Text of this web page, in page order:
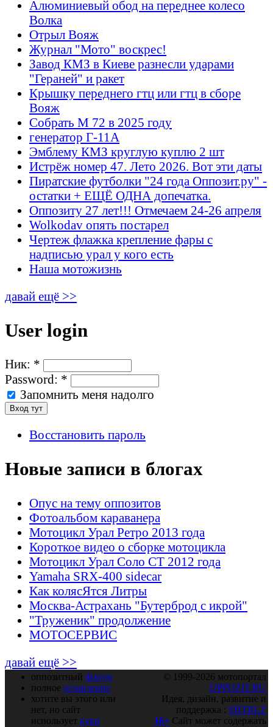
Алюминиевый обод на переднее колесо
Волка
Отрыл Вояж
Журнал "Мото" воскрес!
Завод КМЗ в Киеве разнесли ударами
"Гераней" и ракет
Крышку переднего гтц или гтц в сборе
Вояж
Собрать М 72 в 2025 году
генератор Г-11А
Эмблему КМЗ круглую куплю 2 шт
Истрёж номер 47. Лето 2026. Вот эти даты
Пиратские футболки "24 года Оппозит.ру" -
остатки + ЕЩЁ ОДНА допечатка.
Оппозиту 27 лет!!! Отмечаем 24-26 апреля
Wolkodav опять постарел
Чертеж флажка крепление фары с
надписью урал у кого есть
Наша мотожизнь
давай ещё >>
User login
Ник: *
Password: *
Запомнить меня надолго
Восстановить пароль
Новые записи в блогах
Опус на тему оппозитов
Фотоальбом караванера
Мотоцикл Урал Ретро 2013 года
Короткое видео о сборке мотоцикла
Мотоцикл Урал Соло СТ 2012 года
Yamaha SRX-400 sidecar
Как колясЯтся Литры
Москва-Астрахань "Бутерброд с икрой"
"Труженик" продолжение
МОТОСЕРВИС
давай ещё >>
оппозитный форум
полное оглавление
хотите вы этого или
нет, но сайт
использует куки
© 1999-2026 мотопортал
OPPOZIT.RU
Идея, дизайн, развитие и
поддержка : SHTRLZ
16+ Сайт может содержать